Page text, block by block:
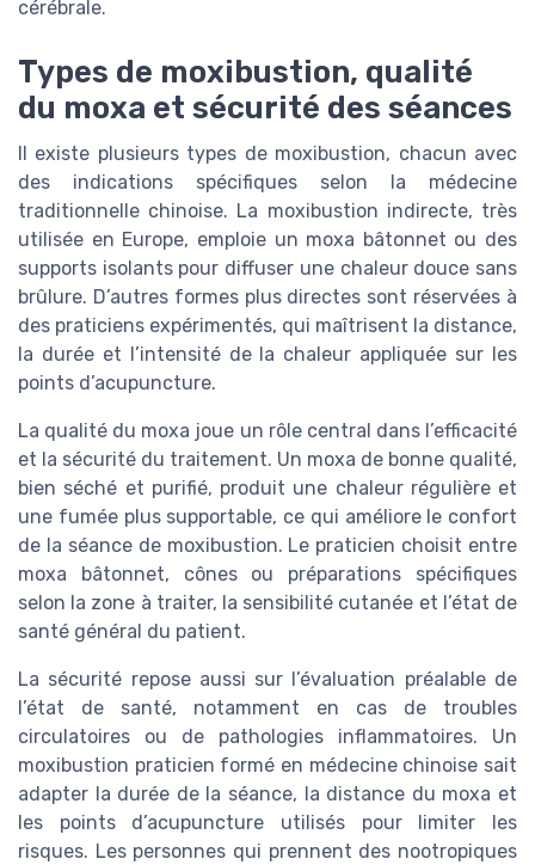
cérébrale.
Types de moxibustion, qualité
du moxa et sécurité des séances
Il existe plusieurs types de moxibustion, chacun avec
des indications spécifiques selon la médecine
traditionnelle chinoise. La moxibustion indirecte, très
utilisée en Europe, emploie un moxa bâtonnet ou des
supports isolants pour diffuser une chaleur douce sans
brûlure. D’autres formes plus directes sont réservées à
des praticiens expérimentés, qui maîtrisent la distance,
la durée et l’intensité de la chaleur appliquée sur les
points d’acupuncture.
La qualité du moxa joue un rôle central dans l’efficacité
et la sécurité du traitement. Un moxa de bonne qualité,
bien séché et purifié, produit une chaleur régulière et
une fumée plus supportable, ce qui améliore le confort
de la séance de moxibustion. Le praticien choisit entre
moxa bâtonnet, cônes ou préparations spécifiques
selon la zone à traiter, la sensibilité cutanée et l’état de
santé général du patient.
La sécurité repose aussi sur l’évaluation préalable de
l’état de santé, notamment en cas de troubles
circulatoires ou de pathologies inflammatoires. Un
moxibustion praticien formé en médecine chinoise sait
adapter la durée de la séance, la distance du moxa et
les points d’acupuncture utilisés pour limiter les
risques. Les personnes qui prennent des nootropiques